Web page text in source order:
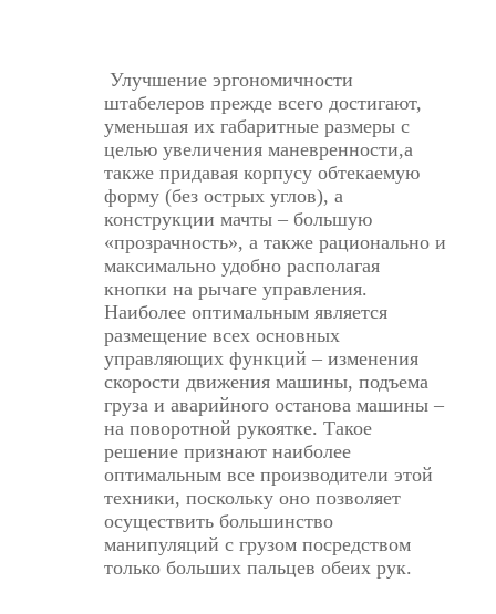
Улучшение эргономичности
штабелеров прежде всего достигают,
уменьшая их габаритные размеры с
целью увеличения маневренности,а
также придавая корпусу обтекаемую
форму (без острых углов), а
конструкции мачты – большую
«прозрачность», а также рационально и
максимально удобно располагая
кнопки на рычаге управления.
Наиболее оптимальным является
размещение всех основных
управляющих функций – изменения
скорости движения машины, подъема
груза и аварийного останова машины –
на поворотной рукоятке. Такое
решение признают наиболее
оптимальным все производители этой
техники, поскольку оно позволяет
осуществить большинство
манипуляций с грузом посредством
только больших пальцев обеих рук.